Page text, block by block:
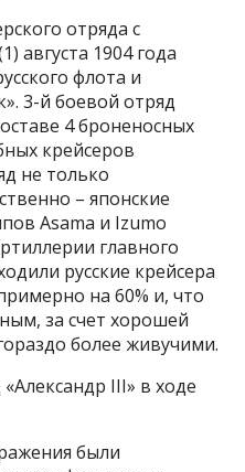
отряда с
августа 1904 года
флота и
3-й боевой отряд
4 броненосных
крейсеров
не только
– японские
Asama и Izumo
главного
русские крейсера
на 60% и, что
за счет хорошей
более живучими.
III» в ходе
были